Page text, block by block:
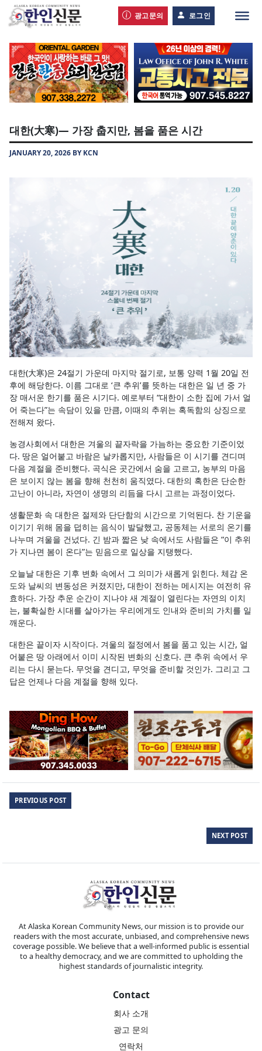
광고문의 로그인
대한(大寒)— 가장 춥지만, 봄을 품은 시간
JANUARY 20, 2026 BY KCN
대한(大寒)은 24절기 가운데 마지막 절기로, 보통 양력 1월 20일 전
후에 해당한다. 이름 그대로 ‘큰 추위’를 뜻하는 대한은 일 년 중 가
장 매서운 한기를 품은 시기다. 예로부터 “대한이 소한 집에 가서 얼
어 죽는다”는 속담이 있을 만큼, 이때의 추위는 혹독함의 상징으로
전해져 왔다.
농경사회에서 대한은 겨울의 끝자락을 가늠하는 중요한 기준이었
다. 땅은 얼어붙고 바람은 날카롭지만, 사람들은 이 시기를 견디며
다음 계절을 준비했다. 곡식은 곳간에서 숨을 고르고, 농부의 마음
은 보이지 않는 봄을 향해 천천히 움직였다. 대한의 혹한은 단순한
고난이 아니라, 자연이 생명의 리듬을 다시 고르는 과정이었다.
생활문화 속 대한은 절제와 단단함의 시간으로 기억된다. 찬 기운을
이기기 위해 몸을 덥히는 음식이 발달했고, 공동체는 서로의 온기를
나누며 겨울을 건넜다. 긴 밤과 짧은 낮 속에서도 사람들은 “이 추위
가 지나면 봄이 온다”는 믿음으로 일상을 지탱했다.
오늘날 대한은 기후 변화 속에서 그 의미가 새롭게 읽힌다. 체감 온
도와 날씨의 변동성은 커졌지만, 대한이 전하는 메시지는 여전히 유
효하다. 가장 추운 순간이 지나야 새 계절이 열린다는 자연의 이치
는, 불확실한 시대를 살아가는 우리에게도 인내와 준비의 가치를 일
깨운다.
대한은 끝이자 시작이다. 겨울의 절정에서 봄을 품고 있는 시간, 얼
어붙은 땅 아래에서 이미 시작된 변화의 신호다. 큰 추위 속에서 우
리는 다시 묻는다. 무엇을 견디고, 무엇을 준비할 것인가. 그리고 그
답은 언제나 다음 계절을 향해 있다.
PREVIOUS POST
NEXT POST
At Alaska Korean Community News, our mission is to provide our
readers with the most accurate, unbiased, and comprehensive news
coverage possible. We believe that a well-informed public is essential
to a healthy democracy, and we are committed to upholding the
highest standards of journalistic integrity.
Contact
회사 소개
광고 문의
연락처